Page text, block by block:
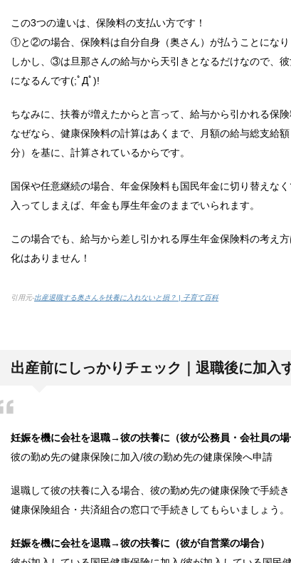
トイレ掃除はどこからすると効果的なの
みなさんはトイレ掃除、どこから掃除していますか
観葉植物でおしゃれ部屋を作る！ 初心者
色々な作業に音楽を聴いて集中する方法！
作業ってなかなか長くできるものではないですよね
癒しを与えてくれるメダカ。その産卵時
かつては小川によく見かけられたメダカですが、今
この3つの違いは、保険料の支払い方です！
①と②の場合、保険料は自分自身（奥さん）が払うことになり
しかし、③は旦那さんの給与から天引きとなるだけなので、
になるんです(;ﾟДﾟ)!
ちなみに、扶養が増えたからと言って、給与から引かれる保険
なぜなら、健康保険料の計算はあくまで、月額の給与総支給
分）を基に、計算されているからです。
国保や任意継続の場合、年金保険料も国民年金に切り替えな
入ってしまえば、年金も厚生年金のままでいられます。
この場合でも、給与から差し引かれる厚生年金保険料の考え
化はありません！
引用元-出産退職する奥さんを扶養に入れないと損？ | 子育て百科
出産前にしっかりチェック｜退職後に加入
妊娠を機に会社を退職→彼の扶養に（彼が公務員・会社員の場
彼の勤め先の健康保険に加入/彼の勤め先の健康保険へ申請
退職して彼の扶養に入る場合、彼の勤め先の健康保険で手続
健康保険組合・共済組合の窓口で手続きしてもらいましょう。
妊娠を機に会社を退職→彼の扶養に（彼が自営業の場合）